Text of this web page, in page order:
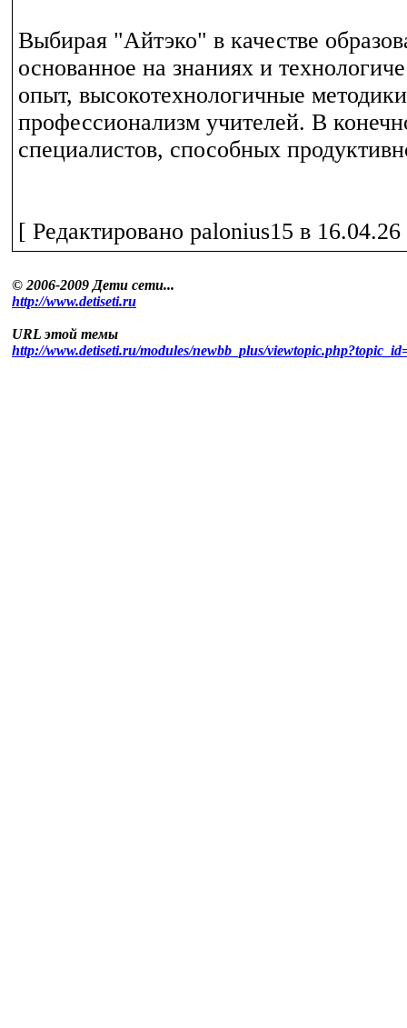
Выбирая "Айтэко" в качестве
основанное на знаниях и
опыт, высокотехнологичные
профессионализм учителей. В
специалистов, способных
[ Редактировано palonius15 в
© 2006-2009 Дети сети...
http://www.detiseti.ru
URL этой темы
http://www.detiseti.ru/modules/newbb_plus/